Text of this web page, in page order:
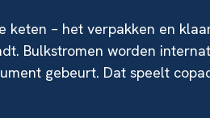
– het verpakken en
Bulkstromen worden
gebeurt. Dat speelt